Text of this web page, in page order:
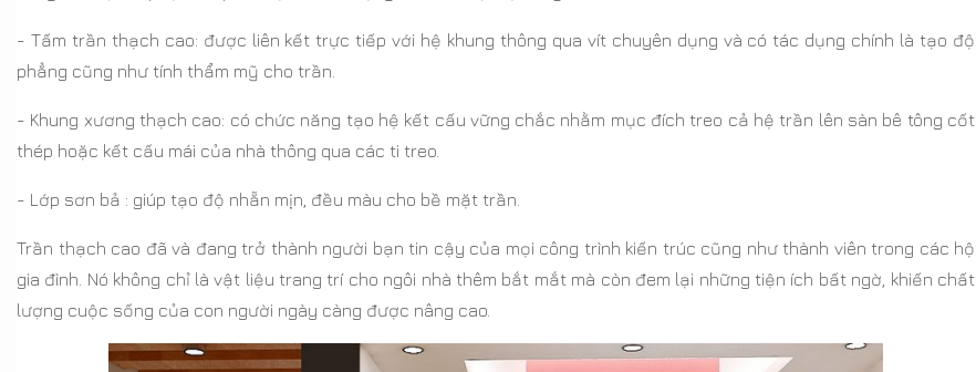
- Tấm trần thạch cao: được liên kết trực tiếp với hệ khung thông qua vít chuyên dụng và có tác dụng chính là tạo độ
phẳng cũng như tính thẩm mỹ cho trần.
- Khung xương thạch cao: có chức năng tạo hệ kết cấu vững chắc nhằm mục đích treo cả hệ trần lên sàn bê tông cốt
thép hoặc kết cấu mái của nhà thông qua các ti treo.
- Lớp sơn bả : giúp tạo độ nhẵn mịn, đều màu cho bề mặt trần.
Trần thạch cao đã và đang trở thành người bạn tin cậy của mọi công trình kiến trúc cũng như thành viên trong các hộ
gia đình. Nó không chỉ là vật liệu trang trí cho ngôi nhà thêm bắt mắt mà còn đem lại những tiện ích bất ngờ, khiến chất
lượng cuộc sống của con người ngày càng được nâng cao.